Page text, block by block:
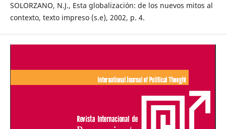
SOLORZANO, N.J., Esta globalización: de los nuevos mitos al
contexto, texto impreso (s.e), 2002, p. 4.